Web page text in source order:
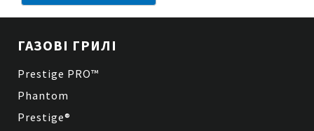
ГАЗОВІ ГРИЛІ
Prestige PRO™
Phantom
Prestige®